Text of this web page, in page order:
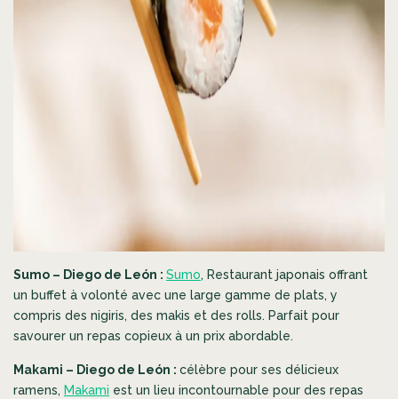
Sumo – Diego de León : Sumo, Restaurant japonais offrant
un buffet à volonté avec une large gamme de plats, y
compris des nigiris, des makis et des rolls. Parfait pour
savourer un repas copieux à un prix abordable.
Makami – Diego de León : célèbre pour ses délicieux
ramens, Makami est un lieu incontournable pour des repas